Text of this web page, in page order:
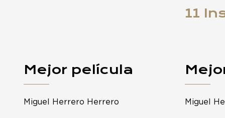
11
Mejor película
Miguel Herrero Herrero Miguel